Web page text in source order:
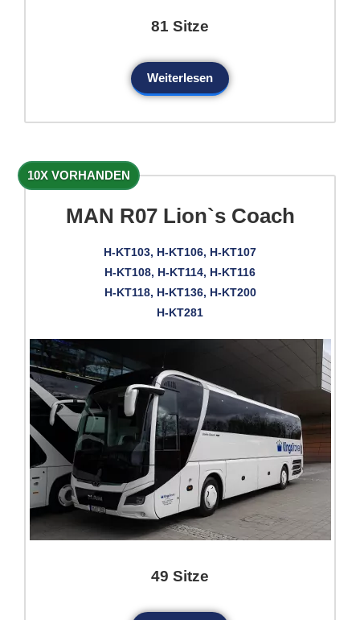
81 Sitze
Weiterlesen
10X VORHANDEN
MAN R07 Lion`s Coach
H-KT103, H-KT106, H-KT107
H-KT108, H-KT114, H-KT116
H-KT118, H-KT136, H-KT200
H-KT281
49 Sitze